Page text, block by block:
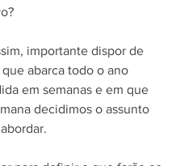
importante dispor de
abarca todo o ano
em semanas e em que
decidimos o assunto